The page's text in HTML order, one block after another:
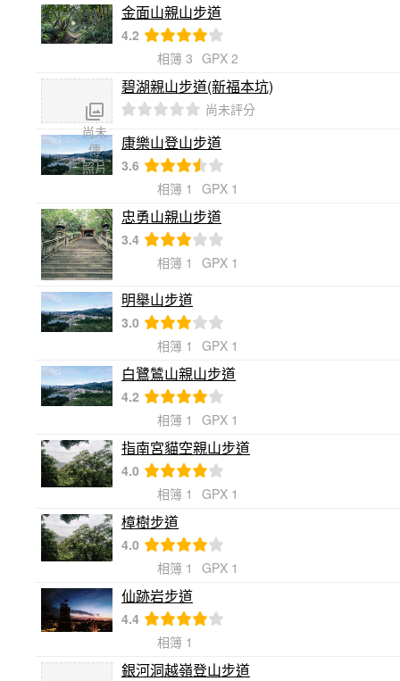
金面山親山步道
4.2
相簿 3 GPX 2
尚未
傳
照片
碧湖親山步道(新福本坑)
尚未評分
康樂山登山步道
3.6
相簿 1
GPX 1
忠勇山親山步道
3.4
相簿 1
GPX 1
明舉山步道
3.0
相簿 1
GPX 1
白鷺鷥山親山步道
4.2
相簿 1
GPX 1
指南宮貓空親山步道
4.0
相簿 1
GPX 1
樟樹步道
4.0
相簿 1
GPX 1
仙跡岩步道
4.4
相簿 1
銀河洞越嶺登山步道